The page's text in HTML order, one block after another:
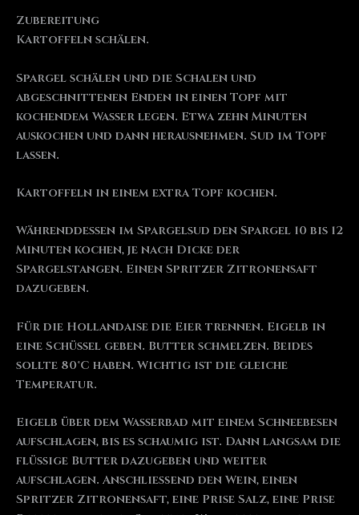
Zubereitung
Kartoffeln schälen.
Spargel schälen und die Schalen und
abgeschnittenen Enden in einen Topf mit
kochendem Wasser legen. Etwa zehn Minuten
auskochen und dann herausnehmen. Sud im Topf
lassen.
Kartoffeln in einem extra Topf kochen.
Währenddessen im Spargelsud den Spargel 10 bis 12
Minuten kochen, je nach Dicke der
Spargelstangen. Einen Spritzer Zitronensaft
dazugeben.
Für die Hollandaise die Eier trennen. Eigelb in
eine Schüssel geben. Butter schmelzen. Beides
sollte 80°C haben. Wichtig ist die gleiche
Temperatur.
Eigelb über dem Wasserbad mit einem Schneebesen
aufschlagen, bis es schaumig ist. Dann langsam die
flüssige Butter dazugeben und weiter
aufschlagen. Anschließend den Wein, einen
Spritzer Zitronensaft, eine Prise Salz, eine Prise